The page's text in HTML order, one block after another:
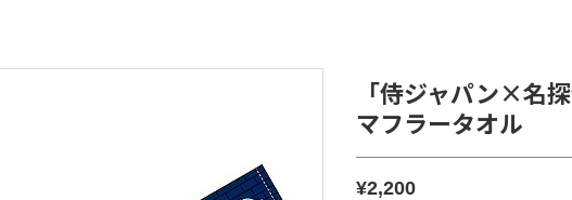
「侍ジャパン×名
マフラータオル
¥2,200